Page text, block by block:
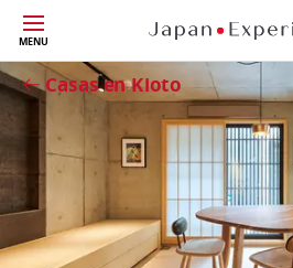
Tamaño
MENU
Casas en Kioto
Close
Cerrar